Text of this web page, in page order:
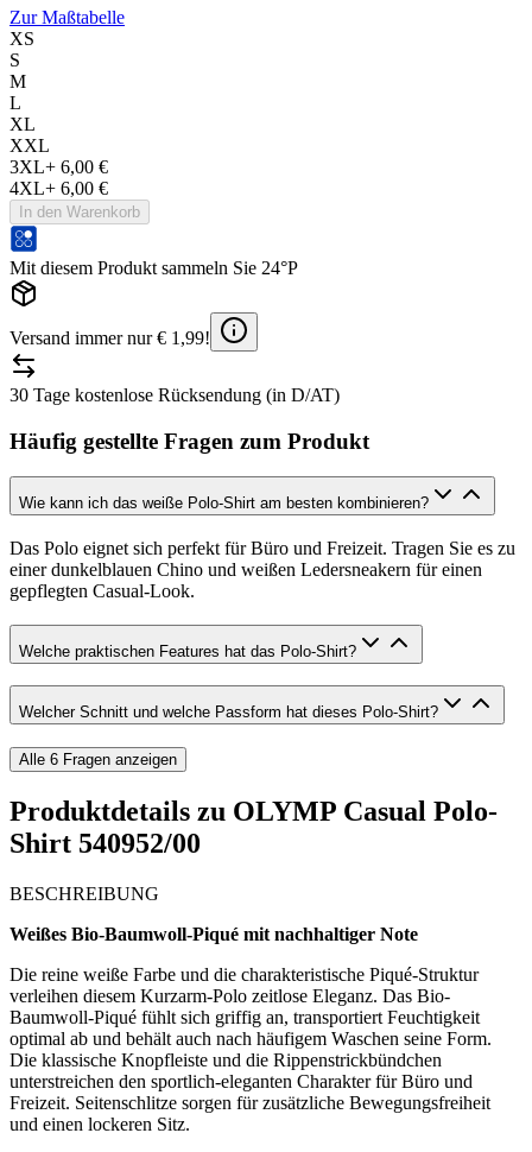
Zur Maßtabelle
XS
S
M
L
XL
XXL
3XL+ 6,00 €
4XL+ 6,00 €
In den Warenkorb
Mit diesem Produkt sammeln Sie 24°P
Versand immer nur € 1,99!
30 Tage kostenlose Rücksendung (in D/AT)
Häufig gestellte Fragen zum Produkt
Wie kann ich das weiße Polo-Shirt am besten kombinieren?
Das Polo eignet sich perfekt für Büro und Freizeit. Tragen Sie es zu
einer dunkelblauen Chino und weißen Ledersneakern für einen
gepflegten Casual-Look.
Welche praktischen Features hat das Polo-Shirt?
Welcher Schnitt und welche Passform hat dieses Polo-Shirt?
Alle 6 Fragen anzeigen
Produktdetails zu OLYMP Casual Polo-
Shirt 540952/00
BESCHREIBUNG
Weißes Bio-Baumwoll-Piqué mit nachhaltiger Note
Die reine weiße Farbe und die charakteristische Piqué-Struktur
verleihen diesem Kurzarm-Polo zeitlose Eleganz. Das Bio-
Baumwoll-Piqué fühlt sich griffig an, transportiert Feuchtigkeit
optimal ab und behält auch nach häufigem Waschen seine Form.
Die klassische Knopfleiste und die Rippenstrickbündchen
unterstreichen den sportlich-eleganten Charakter für Büro und
Freizeit. Seitenschlitze sorgen für zusätzliche Bewegungsfreiheit
und einen lockeren Sitz.